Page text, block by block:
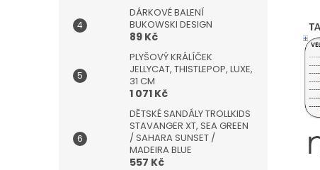
DÁRKOVÉ BALENÍ
BUKOWSKI DESIGN
89 Kč
PLYŠOVÝ KRÁLÍČEK
JELLYCAT, THISTLEPOP, LUXE,
31 CM
1 071 Kč
DĚTSKÉ SANDÁLY TROLLKIDS
STAVANGER XT, SEA GREEN
/ SAHARA SUNSET /
MADEIRA BLUE
557 Kč